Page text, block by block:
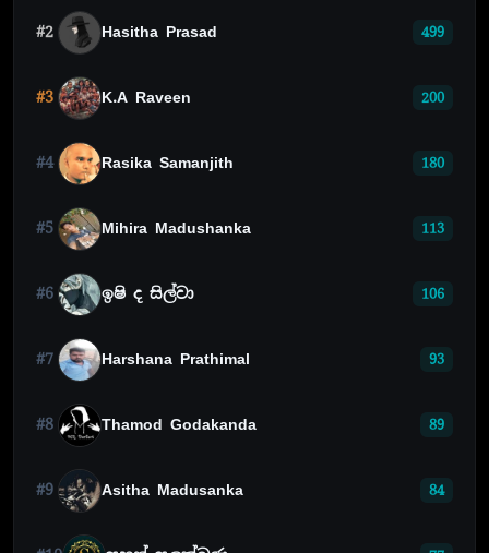
#2 Hasitha Prasad 499
#3 K.A Raveen 200
#4 Rasika Samanjith 180
#5 Mihira Madushanka 113
#6 ඉෂි ද සිල්වා 106
#7 Harshana Prathimal 93
#8 Thamod Godakanda 89
#9 Asitha Madusanka 84